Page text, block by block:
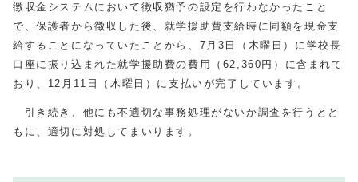
徴収金システムにおいて徴収猶予の設定を行わなかったこと
で、保護者から徴収した後、就学援助費支給時に同額を現金支
給することになっていたことから、7月3日（木曜日）に学校長
口座に振り込まれた就学援助費の費用（ 62,360 円）に含まれて
おり、 12 月 11 日（木曜日）に支払いが完了しています。
引き続き、他にも不適切な事務処理がないか調査を行うとと
もに、適切に対処してまいります。